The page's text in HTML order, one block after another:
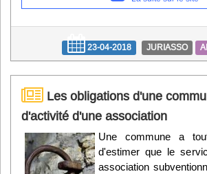
23-04-2018 JURIASSO
Les obligations d'une
d'activité d'une association
Une commune a
d'estimer que le
association